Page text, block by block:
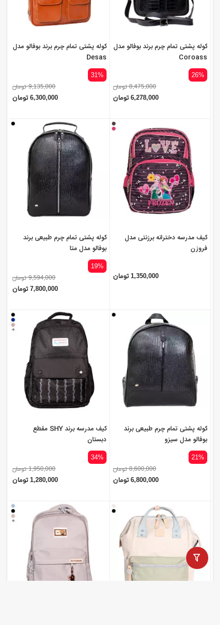
کوله پشتی تمام چرم برند بوفالو مدل
Coroass
26%
8,475,000 تومان
6,278,000 تومان
کوله پشتی تمام چرم برند بوفالو مدل
Desas
31%
9,135,000 تومان
6,300,000 تومان
کیف مدرسه دخترانه برزنتی مدل
فروزن
1,350,000 تومان
کوله پشتی تمام چرم طبیعی برند
بوفالو مدل متا
19%
9,594,000 تومان
7,800,000 تومان
کوله پشتی تمام چرم طبیعی برند
بوفالو مدل سیزو
21%
8,600,000 تومان
6,800,000 تومان
کیف مدرسه برند SHY مقطع
دبستان
34%
1,950,000 تومان
1,280,000 تومان